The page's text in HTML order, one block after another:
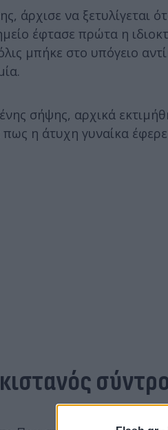
άρχισε να ξετυλίγεται
έφτασε πρώτα η
μπήκε στο υπόγειο
σήψης, αρχικά
πως η άτυχη γυναίκα